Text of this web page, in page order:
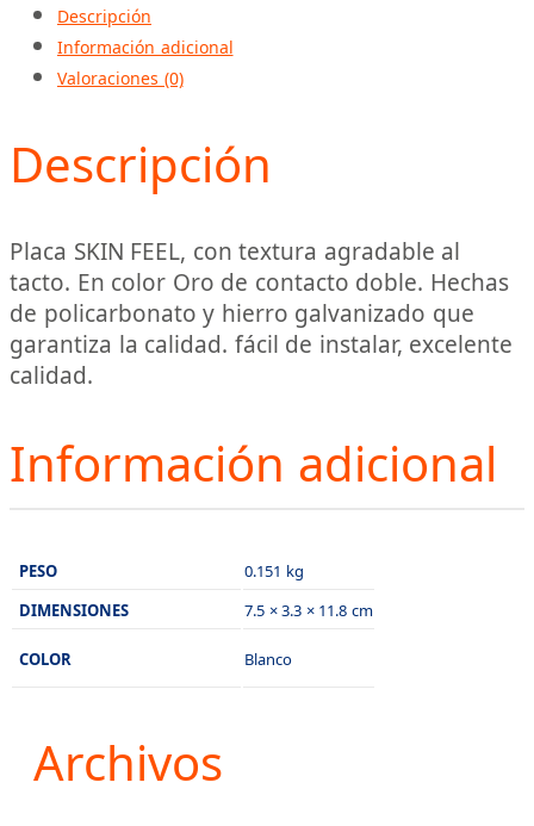
Descripción
Información adicional
Valoraciones (0)
Descripción
Placa SKIN FEEL, con textura agradable al
tacto. En color Oro de contacto doble. Hechas
de policarbonato y hierro galvanizado que
garantiza la calidad. fácil de instalar, excelente
calidad.
Información adicional
PESO
0.151 kg
DIMENSIONES
7.5 × 3.3 × 11.8 cm
COLOR Blanco
Archivos